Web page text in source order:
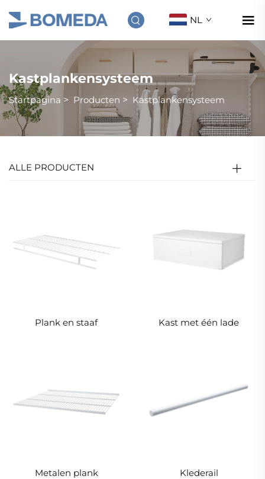
NL
Kastplankensysteem
Startpagina > Producten > Kastplankensysteem
ALLE PRODUCTEN
Plank en staaf Kast met één lade
Metalen plank Klederail